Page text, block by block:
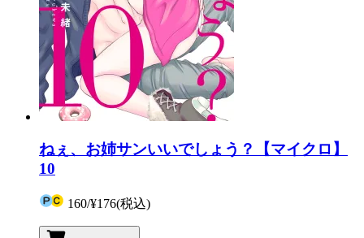
ねぇ、お姉サンいいでしょう？【マイクロ】
10
160/¥176(税込)